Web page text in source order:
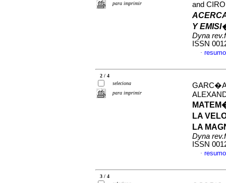
para imprimir
and
Y
Dyna
ISSN
·
2 / 4
seleciona
para imprimir
LA
LA
Dyna
ISSN
·
3 / 4